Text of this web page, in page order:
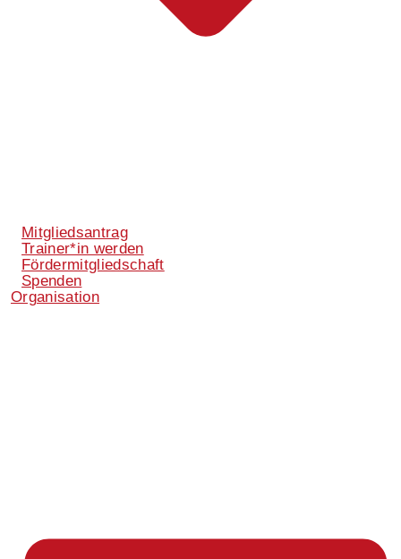
Mitgliedsantrag
Trainer*in werden
Fördermitgliedschaft
Spenden
Organisation